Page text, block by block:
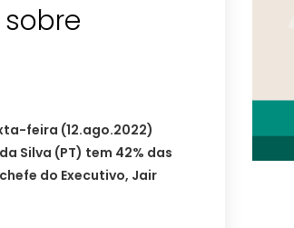
feira (12.ago.2022)
Silva (PT) tem 42% das
do Executivo, Jair